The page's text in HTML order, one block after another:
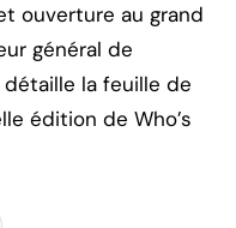
ouverture au grand
général de
détaille la feuille de
édition de Who’s